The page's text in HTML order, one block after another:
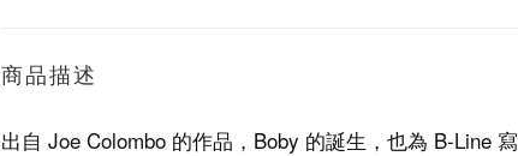
商品描述
出自 Joe Colombo 的作品，Boby 的誕生，也為 B-Line